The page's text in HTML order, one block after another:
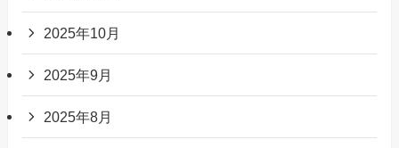
2025年10月
2025年9月
2025年8月